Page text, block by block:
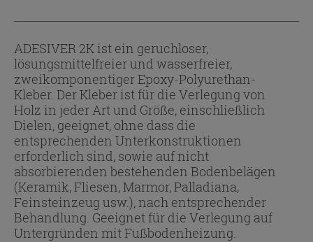
ADESIVER 2K ist ein geruchloser,
lösungsmittelfreier und wasserfreier,
zweikomponentiger Epoxy-Polyurethan-
Kleber. Der Kleber ist für die Verlegung von
Holz in jeder Art und Größe, einschließlich
Dielen, geeignet, ohne dass die
entsprechenden Unterkonstruktionen
erforderlich sind, sowie auf nicht
absorbierenden bestehenden Bodenbelägen
(Keramik, Fliesen, Marmor, Palladiana,
Feinsteinzeug usw.), nach entsprechender
Behandlung. Geeignet für die Verlegung auf
Untergründen mit Fußbodenheizung.